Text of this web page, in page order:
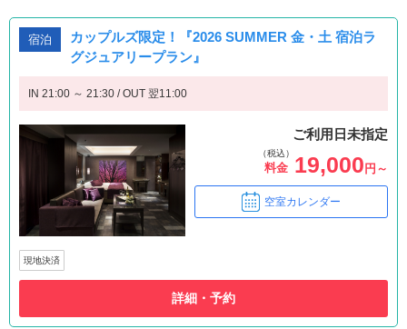
宿泊
カップルズ限定！『2026 SUMMER 金・土 宿泊ラ
グジュアリープラン』
IN 21:00 ～ 21:30 / OUT 翌11:00
ご利用日未指定
（税込）
料金 19,000 円～
空室カレンダー
現地決済
詳細・予約